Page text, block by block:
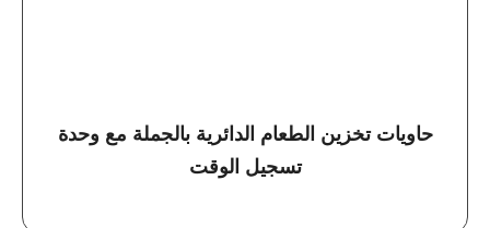
حاويات تخزين الطعام الدائرية بالجملة مع وحدة
تسجيل الوقت